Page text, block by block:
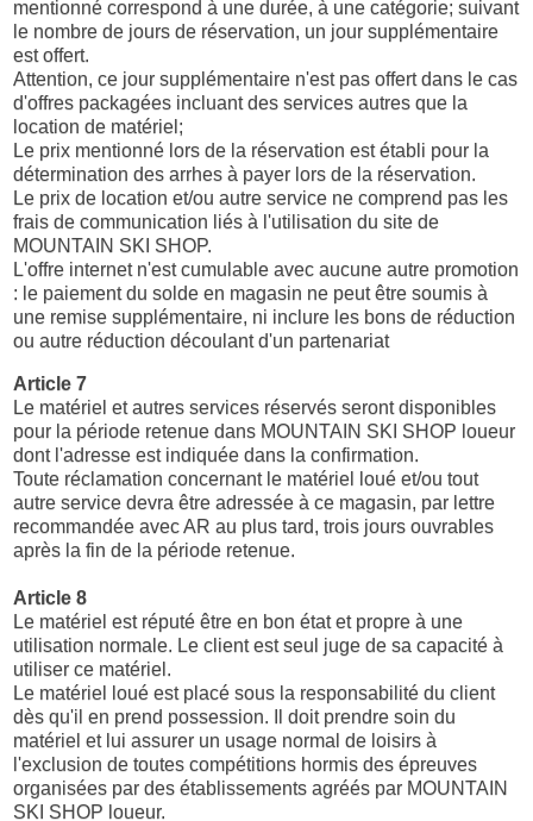
mentionné correspond à une durée, à une catégorie; suivant
le nombre de jours de réservation, un jour supplémentaire
est offert.
Attention, ce jour supplémentaire n'est pas offert dans le cas
d'offres packagées incluant des services autres que la
location de matériel;
Le prix mentionné lors de la réservation est établi pour la
détermination des arrhes à payer lors de la réservation.
Le prix de location et/ou autre service ne comprend pas les
frais de communication liés à l'utilisation du site de
MOUNTAIN SKI SHOP.
L'offre internet n'est cumulable avec aucune autre promotion
: le paiement du solde en magasin ne peut être soumis à
une remise supplémentaire, ni inclure les bons de réduction
ou autre réduction découlant d'un partenariat
Article 7
Le matériel et autres services réservés seront disponibles
pour la période retenue dans MOUNTAIN SKI SHOP loueur
dont l'adresse est indiquée dans la confirmation.
Toute réclamation concernant le matériel loué et/ou tout
autre service devra être adressée à ce magasin, par lettre
recommandée avec AR au plus tard, trois jours ouvrables
après la fin de la période retenue.
Article 8
Le matériel est réputé être en bon état et propre à une
utilisation normale. Le client est seul juge de sa capacité à
utiliser ce matériel.
Le matériel loué est placé sous la responsabilité du client
dès qu'il en prend possession. Il doit prendre soin du
matériel et lui assurer un usage normal de loisirs à
l'exclusion de toutes compétitions hormis des épreuves
organisées par des établissements agréés par MOUNTAIN
SKI SHOP loueur.